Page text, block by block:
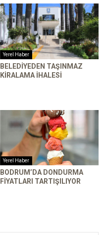
Yerel Haber
BELEDIYEDEN TAŞINMAZ
KIRALAMA İHALESI
Yerel Haber
BODRUM’DA DONDURMA
FIYATLARI TARTIŞILIYOR